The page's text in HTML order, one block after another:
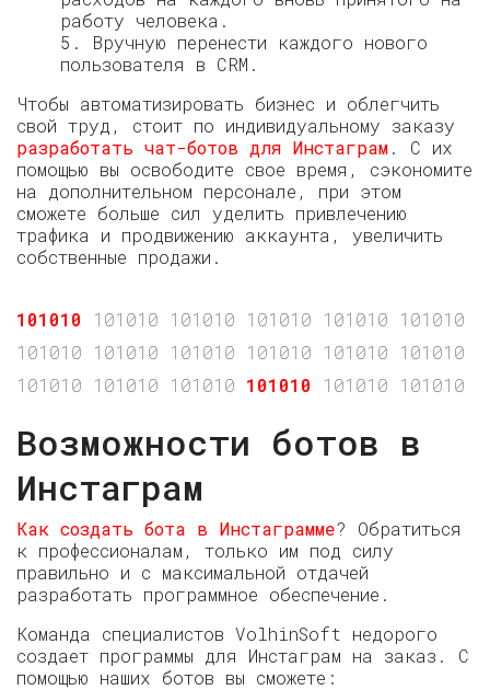
работу человека.
5. Вручную перенести каждого нового
пользователя в CRM.
Чтобы автоматизировать бизнес и облегчить
свой труд, стоит по индивидуальному заказу
разработать чат-ботов для Инстаграм. С их
помощью вы освободите свое время, сэкономите
на дополнительном персонале, при этом
сможете больше сил уделить привлечению
трафика и продвижению аккаунта, увеличить
собственные продажи.
101010 101010 101010 101010 101010 101010
101010 101010 101010 101010 101010 101010
101010 101010 101010 101010 101010 101010
Возможности ботов в
Инстаграм
Как создать бота в Инстаграмме? Обратиться
к профессионалам, только им под силу
правильно и с максимальной отдачей
разработать программное обеспечение.
Команда специалистов VolhinSoft недорого
создает программы для Инстаграм на заказ. С
помощью наших ботов вы сможете: